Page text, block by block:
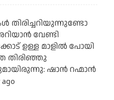
വേണ്ടി
ഉള്ള മാളിൽ പോയി
തിരിഞ്ഞു
ഷാൻ റഹ്മാൻ
ago